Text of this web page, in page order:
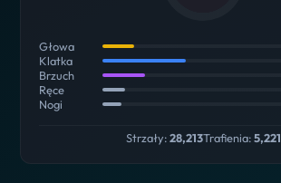
Głowa
Klatka
Brzuch
Ręce
Nogi
Strzały:28,213Trafienia:5,221